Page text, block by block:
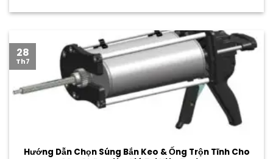
Hướng Dẫn Chọn Súng Bắn Keo & Ống Trộn Tĩnh Cho
28
Th7